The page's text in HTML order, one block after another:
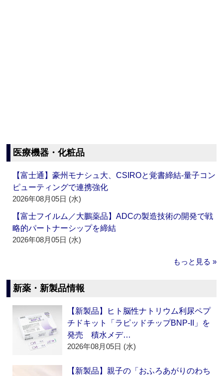
医療機器・化粧品
【富士通】豪州モナシュ大、CSIROと覚書締結‐量子コン
ピューティングで連携強化
2026年08月05日 (水)
【富士フイルム／大鵬薬品】ADCの製造技術の開発で戦
略的パートナーシップを締結
2026年08月05日 (水)
もっと見る »
新薬・新製品情報
【新製品】ヒト脳性ナトリウム利尿ペプ
チドキット「ラピッドチップBNP-II」を
発売 積水メデ…
2026年08月05日 (水)
【新製品】親子の「おふろあがりのわち